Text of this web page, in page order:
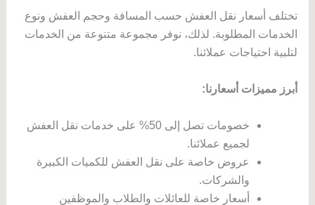
تختلف أسعار نقل العفش حسب المسافة وحجم العفش ونوع
الخدمات المطلوبة. لذلك، نوفر مجموعة متنوعة من الخدمات
لتلبية احتياجات عملائنا.
أبرز مميزات أسعارنا:
خصومات تصل إلى 50% على خدمات نقل العفش
لجميع عملائنا.
عروض خاصة على نقل العفش للكميات الكبيرة
والشركات.
أسعار خاصة للعائلات والطلاب والموظفين